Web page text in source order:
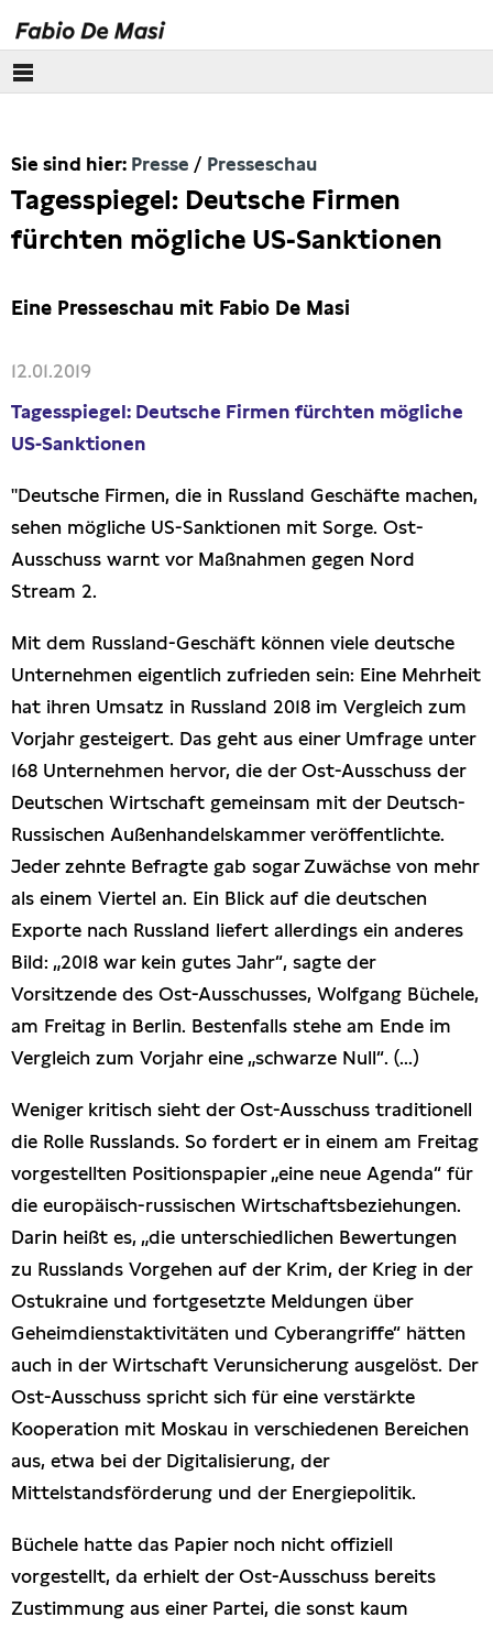
Europäisches Parlament
Themen
Presseschau
Publikationen
Anfragen (Archivseite)
Sie sind hier: Presse Presseschau
Tagesspiegel: Deutsche Firmen
fürchten mögliche US-Sanktionen
Eine Presseschau mit Fabio De Masi
12.01.2019
Tagesspiegel: Deutsche Firmen fürchten mögliche
US-Sanktionen
"Deutsche Firmen, die in Russland Geschäfte machen,
sehen mögliche US-Sanktionen mit Sorge. Ost-
Ausschuss warnt vor Maßnahmen gegen Nord
Stream 2.
Mit dem Russland-Geschäft können viele deutsche
Unternehmen eigentlich zufrieden sein: Eine Mehrheit
hat ihren Umsatz in Russland 2018 im Vergleich zum
Vorjahr gesteigert. Das geht aus einer Umfrage unter
168 Unternehmen hervor, die der Ost-Ausschuss der
Deutschen Wirtschaft gemeinsam mit der Deutsch-
Russischen Außenhandelskammer veröffentlichte.
Jeder zehnte Befragte gab sogar Zuwächse von mehr
als einem Viertel an. Ein Blick auf die deutschen
Exporte nach Russland liefert allerdings ein anderes
Bild: „2018 war kein gutes Jahr“, sagte der
Vorsitzende des Ost-Ausschusses, Wolfgang Büchele,
am Freitag in Berlin. Bestenfalls stehe am Ende im
Vergleich zum Vorjahr eine „schwarze Null“. (...)
Weniger kritisch sieht der Ost-Ausschuss traditionell
die Rolle Russlands. So fordert er in einem am Freitag
vorgestellten Positionspapier „eine neue Agenda“ für
die europäisch-russischen Wirtschaftsbeziehungen.
Darin heißt es, „die unterschiedlichen Bewertungen
zu Russlands Vorgehen auf der Krim, der Krieg in der
Ostukraine und fortgesetzte Meldungen über
Geheimdienstaktivitäten und Cyberangriffe“ hätten
auch in der Wirtschaft Verunsicherung ausgelöst. Der
Ost-Ausschuss spricht sich für eine verstärkte
Kooperation mit Moskau in verschiedenen Bereichen
aus, etwa bei der Digitalisierung, der
Mittelstandsförderung und der Energiepolitik.
Büchele hatte das Papier noch nicht offiziell
vorgestellt, da erhielt der Ost-Ausschuss bereits
Zustimmung aus einer Partei, die sonst kaum